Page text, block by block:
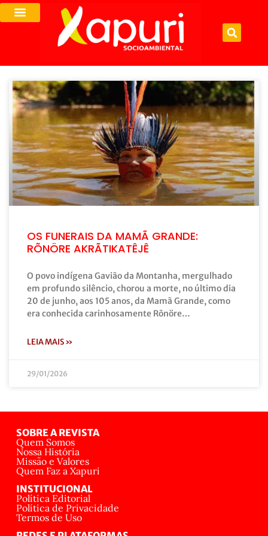
OS FUNERAIS DA MAMÃ GRANDE:
RÕNÖRE AKRÃTIKATÊJÊ
O povo indígena Gavião da Montanha, mergulhado
em profundo silêncio, chorou a morte, no último dia
20 de junho, aos 105 anos, da Mamã Grande, como
era conhecida carinhosamente Rõnöre…
LEIA MAIS »
29/01/2026
SOBRE A REVISTA
Quem Somos
Nossa História
Missão e Valores
Quem Faz a Xapuri
INSTITUCIONAL
Política Editorial
Política de Privacidade
Termos de Uso